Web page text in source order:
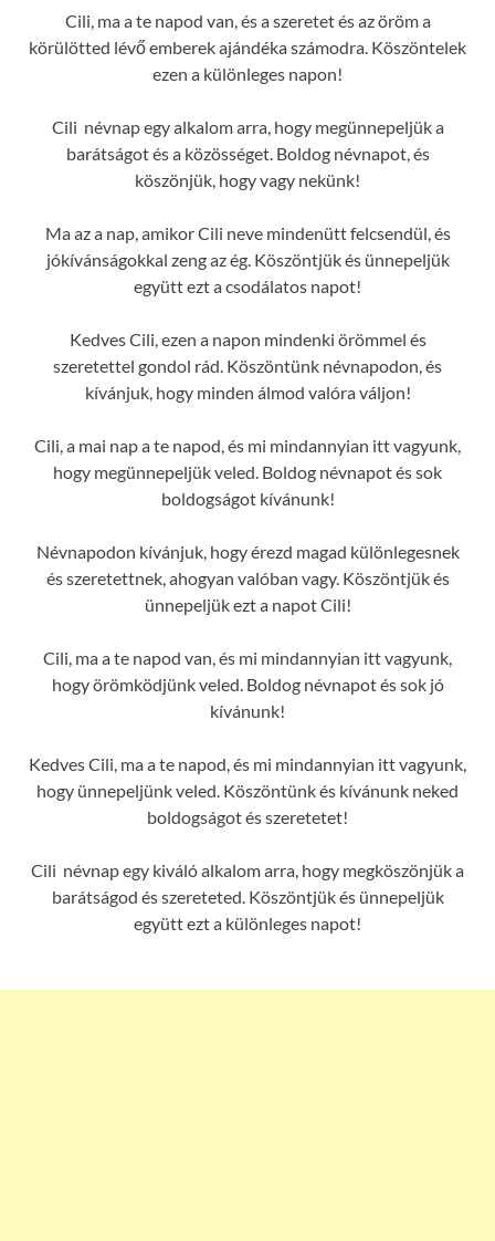
Cili, ma a te napod van, és a szeretet és az öröm a
körülötted lévő emberek ajándéka számodra. Köszöntelek
ezen a különleges napon!
Cili névnap egy alkalom arra, hogy megünnepeljük a
barátságot és a közösséget. Boldog névnapot, és
köszönjük, hogy vagy nekünk!
Ma az a nap, amikor Cili neve mindenütt felcsendül, és
jókívánságokkal zeng az ég. Köszöntjük és ünnepeljük
együtt ezt a csodálatos napot!
Kedves Cili, ezen a napon mindenki örömmel és
szeretettel gondol rád. Köszöntünk névnapodon, és
kívánjuk, hogy minden álmod valóra váljon!
Cili, a mai nap a te napod, és mi mindannyian itt vagyunk,
hogy megünnepeljük veled. Boldog névnapot és sok
boldogságot kívánunk!
Névnapodon kívánjuk, hogy érezd magad különlegesnek
és szeretettnek, ahogyan valóban vagy. Köszöntjük és
ünnepeljük ezt a napot Cili!
Cili, ma a te napod van, és mi mindannyian itt vagyunk,
hogy örömködjünk veled. Boldog névnapot és sok jó
kívánunk!
Kedves Cili, ma a te napod, és mi mindannyian itt vagyunk,
hogy ünnepeljünk veled. Köszöntünk és kívánunk neked
boldogságot és szeretetet!
Cili névnap egy kiváló alkalom arra, hogy megköszönjük a
barátságod és szereteted. Köszöntjük és ünnepeljük
együtt ezt a különleges napot!